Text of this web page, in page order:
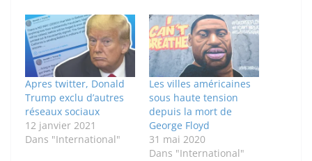
Apres twitter, Donald
Trump exclu d’autres
réseaux sociaux
12 janvier 2021
Dans "International"
Les villes américaines
sous haute tension
depuis la mort de
George Floyd
31 mai 2020
Dans "International"